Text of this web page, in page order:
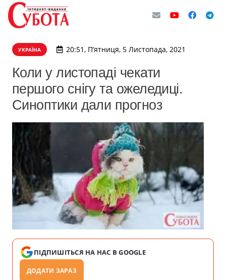
УКРАЇНА 20:51, П’ятниця, 5 Листопада, 2021
Коли у листопаді чекати
першого снігу та ожеледиці.
Синоптики дали прогноз
ПІДПИШІТЬСЯ НА НАС В GOOGLE
ДОДАТИ ЗАРАЗ